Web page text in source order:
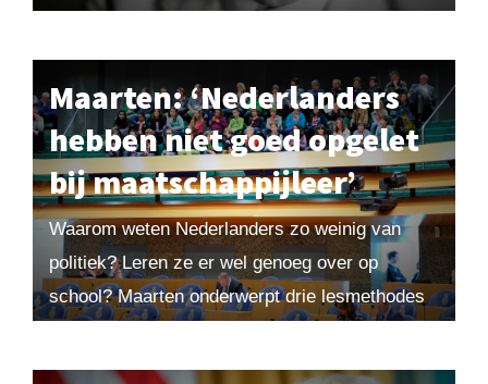
Maarten: ‘Nederlanders
hebben niet goed opgelet
bij maatschappijleer’
Waarom weten Nederlanders zo weinig van
politiek? Leren ze er wel genoeg over op
school? Maarten onderwerpt drie lesmethodes